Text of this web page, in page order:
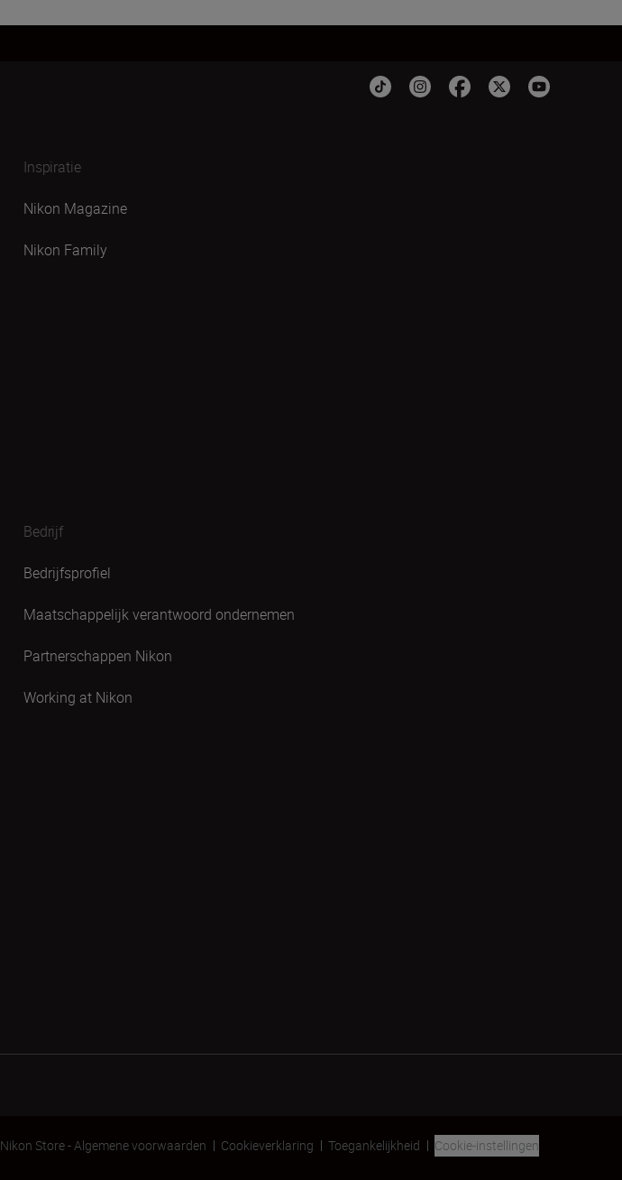
Inspiratie
Nikon Magazine
Nikon Family
Bedrijf
Bedrijfsprofiel
Maatschappelijk verantwoord ondernemen
Partnerschappen Nikon
Working at Nikon
Nikon Store - Algemene voorwaarden Cookieverklaring Toegankelijkheid
Cookie-instellingen